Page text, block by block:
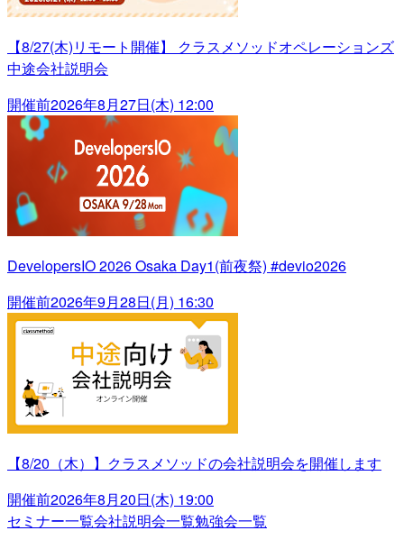
【8/27(木)リモート開催】 クラスメソッドオペレーションズ
中途会社説明会
開催前2026年8月27日(木) 12:00
DevelopersIO 2026 Osaka Day1(前夜祭) #devio2026
開催前2026年9月28日(月) 16:30
【8/20（木）】クラスメソッドの会社説明会を開催します
開催前2026年8月20日(木) 19:00
セミナー一覧会社説明会一覧勉強会一覧